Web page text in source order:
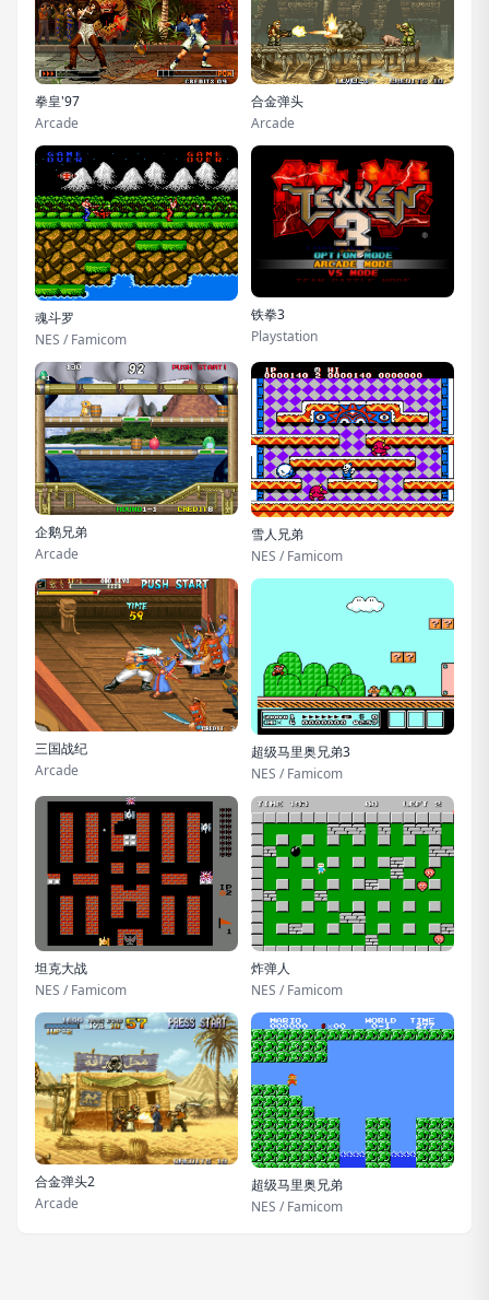
拳皇'97
Arcade
合金弹头
Arcade
魂斗罗
NES / Famicom
铁拳3
Playstation
企鹅兄弟
Arcade
雪人兄弟
NES / Famicom
三国战纪
Arcade
超级马里奥兄弟3
NES / Famicom
坦克大战
NES / Famicom
炸弹人
NES / Famicom
合金弹头2
Arcade
超级马里奥兄弟
NES / Famicom